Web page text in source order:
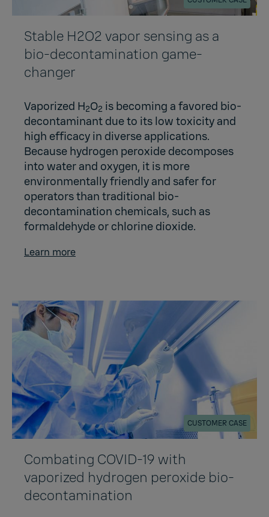
Stable H2O2 vapor sensing as a
bio-decontamination game-
changer
Vaporized H2O2 is becoming a favored bio-
decontaminant due to its low toxicity and
high efficacy in diverse applications.
Because hydrogen peroxide decomposes
into water and oxygen, it is more
environmentally friendly and safer for
operators than traditional bio-
decontamination chemicals, such as
formaldehyde or chlorine dioxide.
Learn more
CUSTOMER CASE
Combating COVID-19 with
vaporized hydrogen peroxide bio-
decontamination